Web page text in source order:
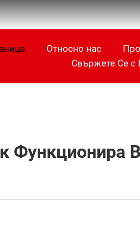
Относно нас
Свържете Се с
Функционира